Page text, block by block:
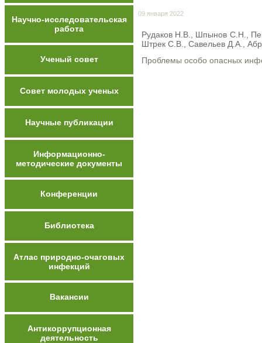
Научно-исследовательская
работа
Ученый совет
Совет молодых ученых
Научные публикации
Информационно-
методические документы
Конференции
Библиотека
Атлас природно-очаговых
инфекций
Вакансии
Антикоррупционная
деятельность
09 января 2022
Рудаков Н.В., Шпынов С.Н.,
Штрек С.В., Савельев Д.А.,
Проблемы особо опасных